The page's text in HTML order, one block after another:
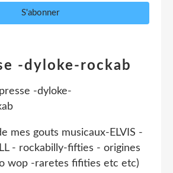
-dyloke-rockab
mes gouts musicaux-ELVIS -
- rockabilly-fifties - origines
wop -raretes fifities etc etc)